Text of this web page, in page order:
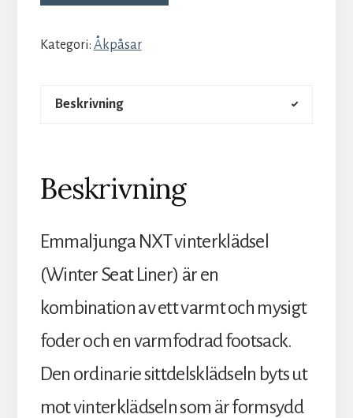
Kategori: Åkpåsar
Beskrivning
Beskrivning
Emmaljunga NXT vinterklädsel
(Winter Seat Liner) är en
kombination av ett varmt och mysigt
foder och en varmfodrad footsack.
Den ordinarie sittdelsklädseln byts ut
mot vinterklädseln som är formsydd